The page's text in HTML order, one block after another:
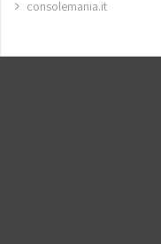
consolemania.it